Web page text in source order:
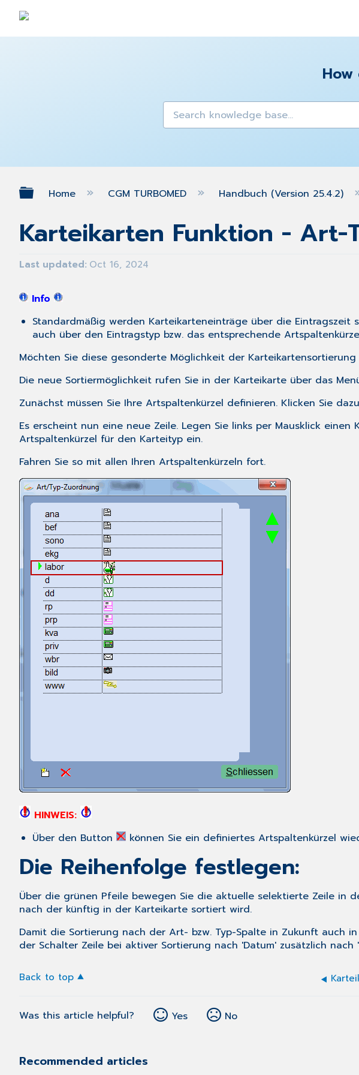
Expand/collapse global hierarchy
Home CGM TURBOMED Handbuch (Version 25.4.2)
Karteikarten Funktion - Art-
Last updated Oct 16, 2024
Info
Standardmäßig werden Karteikarteneinträge über die
auch über den Eintragstyp bzw. das entsprechende
Möchten Sie diese gesonderte Möglichkeit der
Die neue Sortiermöglichkeit rufen Sie in der Karteikarte über das
Zunächst müssen Sie Ihre Artspaltenkürzel definieren. Klicken Sie
Es erscheint nun eine neue Zeile. Legen Sie links per Mausklick einen
Artspaltenkürzel für den Karteityp ein.
Fahren Sie so mit allen Ihren Artspaltenkürzeln fort.
HINWEIS:
Über den Button
können Sie ein definiertes Artspaltenkürzel
Die Reihenfolge festlegen:
Über die grünen Pfeile bewegen Sie die aktuelle selektierte Zeile in
nach der künftig in der Karteikarte sortiert wird.
Damit die Sortierung nach der Art- bzw. Typ-Spalte in Zukunft auch
der Schalter Zeile bei aktiver Sortierung nach 'Datum' zusätzlich
Back to top
Was this article helpful? Yes No
Recommended articles